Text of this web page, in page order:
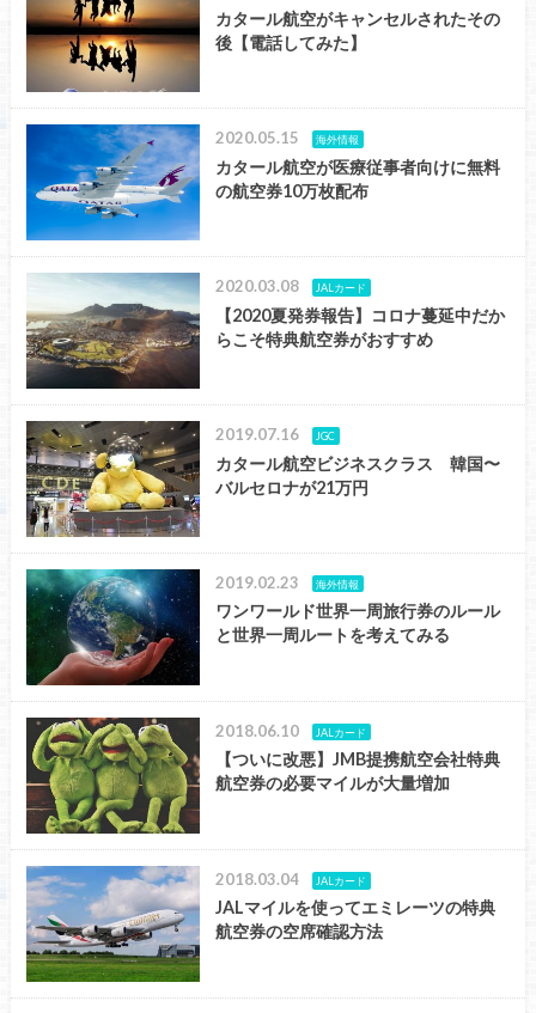
カタール航空がキャンセルされたその
後【電話してみた】
2020.05.15 海外情報
カタール航空が医療従事者向けに無料
の航空券10万枚配布
2020.03.08 JALカード
【2020夏発券報告】コロナ蔓延中だか
らこそ特典航空券がおすすめ
2019.07.16 JGC
カタール航空ビジネスクラス 韓国〜
バルセロナが21万円
2019.02.23 海外情報
ワンワールド世界一周旅行券のルール
と世界一周ルートを考えてみる
2018.06.10 JALカード
【ついに改悪】JMB提携航空会社特典
航空券の必要マイルが大量増加
2018.03.04 JALカード
JALマイルを使ってエミレーツの特典
航空券の空席確認方法